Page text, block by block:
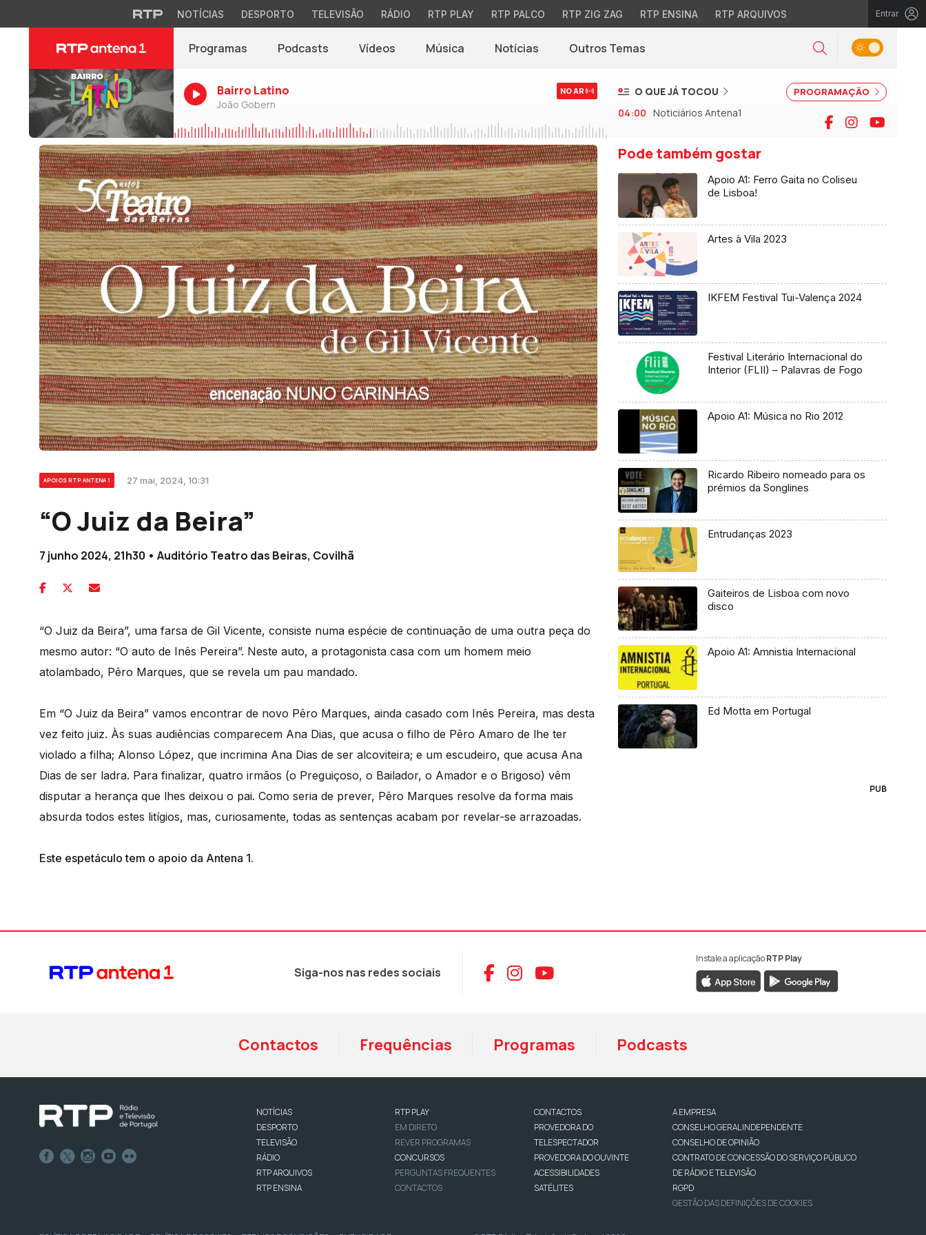
NOTÍCIAS DESPORTO TELEVISÃO RÁDIO RTP PLAY RTP PALCO RTP ZIG ZAG RTP ENSINA RTP ARQUIVOS Entrar
Programas Podcasts Vídeos Música Notícias(abre em nova janela)
Outros Temas Pesquisar
Alternar tema
Bairro Latino
João Gobern
NO AR PROGRAMAÇÃO
O QUE JÁ TOCOU
04:00 Noticiários Antena1 Facebook
Instagram
APOIOS RTP ANTENA 1 27 mai, 2024, 10:31
“O Juiz da Beira”
7 junho 2024, 21h30 • Auditório Teatro das Beiras, Covilhã
“O Juiz da Beira”, uma farsa de Gil Vicente, consiste numa espécie de continuação de uma outra peça do
mesmo autor: “O auto de Inês Pereira”. Neste auto, a protagonista casa com um homem meio
atolambado, Pêro Marques, que se revela um pau mandado.
Em “O Juiz da Beira” vamos encontrar de novo Pêro Marques, ainda casado com Inês Pereira, mas desta
vez feito juiz. Às suas audiências comparecem Ana Dias, que acusa o filho de Pêro Amaro de lhe ter
violado a filha; Alonso López, que incrimina Ana Dias de ser alcoviteira; e um escudeiro, que acusa Ana
Dias de ser ladra. Para finalizar, quatro irmãos (o Preguiçoso, o Bailador, o Amador e o Brigoso) vêm
disputar a herança que lhes deixou o pai. Como seria de prever, Pêro Marques resolve da forma mais
absurda todos estes litígios, mas, curiosamente, todas as sentenças acabam por revelar-se arrazoadas.
Este espetáculo tem o apoio da Antena 1.
Pode também gostar
Apoio A1: Ferro Gaita no Coliseu
de Lisboa!
Artes à Vila 2023
IKFEM Festival Tui-Valença 2024
Festival Literário Internacional do
Interior (FLII) – Palavras de Fogo
Apoio A1: Música no Rio 2012
Ricardo Ribeiro nomeado para os
prémios da Songlines
Entrudanças 2023
Gaiteiros de Lisboa com novo
disco
Apoio A1: Amnistia Internacional
Ed Motta em Portugal
PUB
Siga-nos nas redes sociais Aceder ao Facebook da RTP Antena 1
Aceder ao Instagram da RTP Antena 1
Aceder ao YouTube da RTP Antena 1
Instale a aplicaçãoRTP Play
Contactos Frequências Programas Podcasts
NOTÍCIAS
DESPORTO
TELEVISÃO
RÁDIO
RTP ARQUIVOS
RTP ENSINA
RTP PLAY
EM DIRETO
REVER PROGRAMAS
CONCURSOS
PERGUNTAS FREQUENTES
CONTACTOS
CONTACTOS
PROVEDORA DO
TELESPECTADOR
PROVEDORA DO OUVINTE
ACESSIBILIDADES
SATÉLITES
A EMPRESA
CONSELHO GERAL INDEPENDENTE
CONSELHO DE OPINIÃO
CONTRATO DE CONCESSÃO DO SERVIÇO PÚBLICO
DE RÁDIO E TELEVISÃO
RGPD
GESTÃO DAS DEFINIÇÕES DE COOKIES